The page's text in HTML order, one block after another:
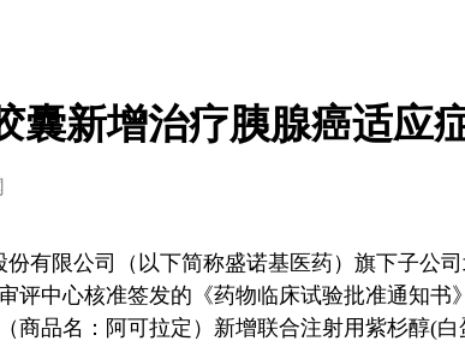
囊新增治疗胰腺癌适应
份有限公司（以下简称盛诺基医药）旗下子公
评中心核准签发的《药物临床试验批准通知书
商品名：阿可拉定）新增联合注射用紫杉醇(白